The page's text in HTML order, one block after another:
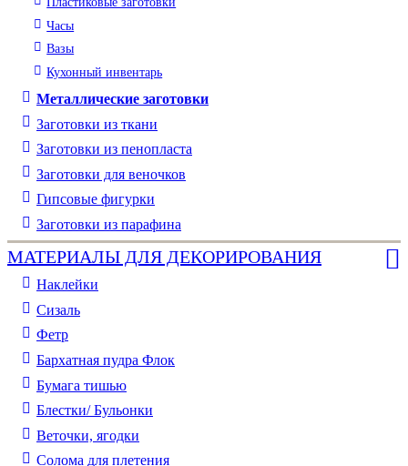
Часы
Вазы
Кухонный инвентарь
Металлические заготовки
Заготовки из ткани
Заготовки из пенопласта
Заготовки для веночков
Гипсовые фигурки
Заготовки из парафина
МАТЕРИАЛЫ ДЛЯ ДЕКОРИРОВАНИЯ
Наклейки
Сизаль
Фетр
Бархатная пудра Флок
Бумага тишью
Блестки/ Бульонки
Веточки, ягодки
Солома для плетения